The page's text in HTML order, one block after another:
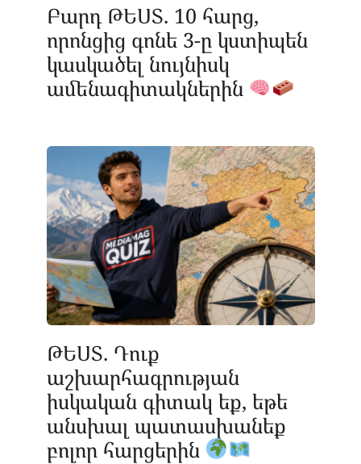
Բարդ ԹԵՍՏ. 10 հարց,
որոնցից գոնե 3-ը կստիպեն
կասկածել նույնիսկ
ամենագիտակներին
ԹԵՍՏ. Դուք
աշխարհագրության
իսկական գիտակ եք, եթե
անսխալ պատասխանեք
բոլոր հարցերին